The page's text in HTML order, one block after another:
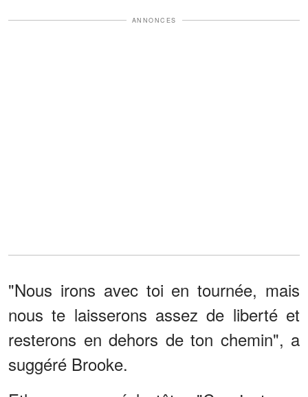
ANNONCES
"Nous irons avec toi en tournée, mais
nous te laisserons assez de liberté et
resterons en dehors de ton chemin", a
suggéré Brooke.